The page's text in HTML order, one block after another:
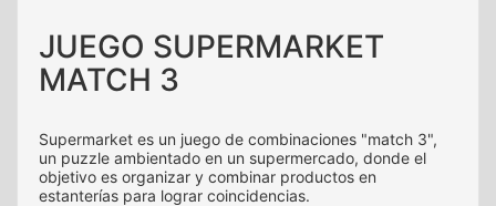
JUEGO SUPERMARKET
MATCH 3
Supermarket es un juego de combinaciones "match 3",
un puzzle ambientado en un supermercado, donde el
objetivo es organizar y combinar productos en
estanterías para lograr coincidencias.